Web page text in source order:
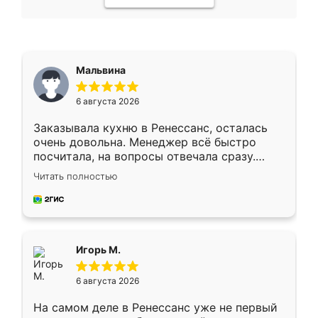
Мальвина
6 августа 2026
Заказывала кухню в Ренессанс, осталась
очень довольна. Менеджер всё быстро
посчитала, на вопросы отвечала сразу.
Замерщик приехал в субботу, подошёл к
делу со всей ответственностью. Собрали
за день, ребята работали аккуратно, даже
Читать полностью
Игорь М.
6 августа 2026
На самом деле в Ренессанс уже не первый